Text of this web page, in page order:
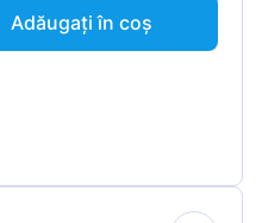
Adăugați în coș